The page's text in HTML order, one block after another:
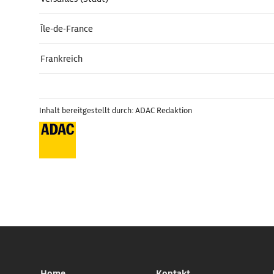
Île-de-France
Frankreich
Inhalt bereitgestellt durch: ADAC Redaktion